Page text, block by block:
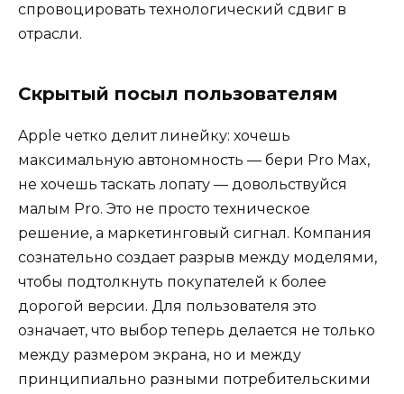
спровоцировать технологический сдвиг в
отрасли.
Скрытый посыл пользователям
Apple четко делит линейку: хочешь
максимальную автономность — бери Pro Max,
не хочешь таскать лопату — довольствуйся
малым Pro. Это не просто техническое
решение, а маркетинговый сигнал. Компания
сознательно создает разрыв между моделями,
чтобы подтолкнуть покупателей к более
дорогой версии. Для пользователя это
означает, что выбор теперь делается не только
между размером экрана, но и между
принципиально разными потребительскими